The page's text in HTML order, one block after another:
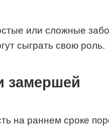
или сложные
сыграть свою роль.
замершей
на раннем сроке